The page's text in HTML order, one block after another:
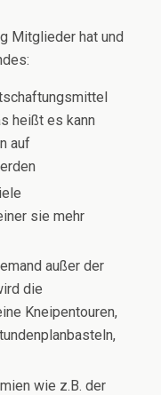
Mitglieder hat und
heißt es kann
auf
sie mehr
außer der
die
Kneipentouren,
wie z.B. der